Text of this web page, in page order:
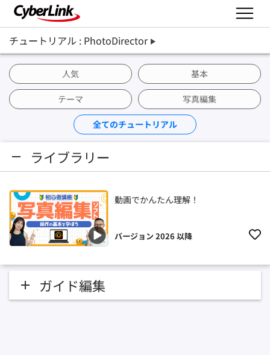
チュートリアル : PhotoDirector
人気 基本
テーマ 写真編集
全てのチュートリアル
ライブラリー
動画でかんたん理解！
バージョン 2026 以降
ガイド編集